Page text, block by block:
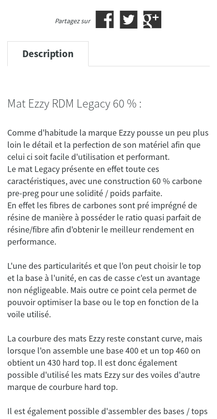
Partagez sur
Description
Mat Ezzy RDM Legacy 60 % :
Comme d'habitude la marque Ezzy pousse un peu plus
loin le détail et la perfection de son matériel afin que
celui ci soit facile d'utilisation et performant.
Le mat Legacy présente en effet toute ces
caractéristiques, avec une construction 60 % carbone
pre-preg pour une solidité / poids parfaite.
En effet les fibres de carbones sont pré imprégné de
résine de manière à posséder le ratio quasi parfait de
résine/fibre afin d'obtenir le meilleur rendement en
L'une des particularités et que l'on peut choisir le top
et la base à l'unité, en cas de casse c'est un avantage
non négligeable. Mais outre ce point cela permet de
pouvoir optimiser la base ou le top en fonction de la
La courbure des mats Ezzy reste constant curve, mais
lorsque l'on assemble une base 400 et un top 460 on
obtient un 430 hard top. Il est donc également
possible d'utilisé les mats Ezzy sur des voiles d'autre
Il est également possible d'assembler des bases / tops